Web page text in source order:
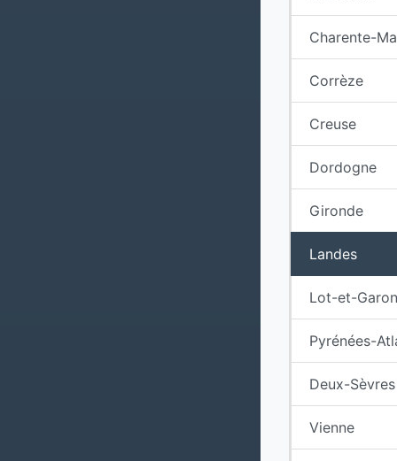
Charente-
Corrèze
Creuse
Dordogne
Gironde
Landes
Lot-et-
Pyrénées-
Deux-Sèvres
Vienne